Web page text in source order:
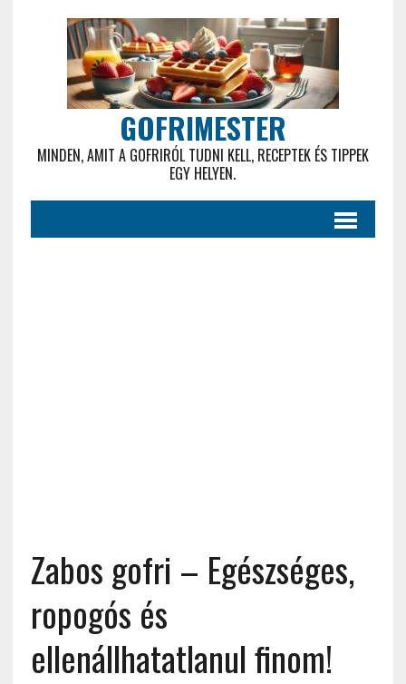
GOFRIMESTER
MINDEN, AMIT A GOFRIRÓL TUDNI KELL, RECEPTEK ÉS TIPPEK
EGY HELYEN.
Zabos gofri – Egészséges,
ropogós és
ellenállhatatlanul finom!